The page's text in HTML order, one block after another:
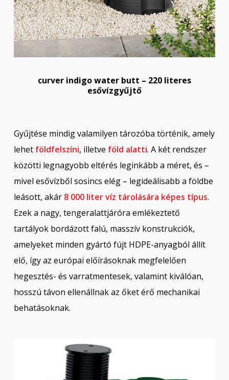
curver indigo water butt – 220 literes
esővízgyűjtő
Gyűjtése mindig valamilyen tározóba történik, amely
lehet földfelszíni, illetve föld alatti. A két rendszer
közötti legnagyobb eltérés leginkább a méret, és –
mivel esővízből sosincs elég – legideálisabb a földbe
leásott, akár 8 000 liter víz tárolására képes típus.
Ezek a nagy, tengeralattjáróra emlékeztető
tartályok bordázott falú, masszív konstrukciók,
amelyeket minden gyártó fújt HDPE-anyagból állít
elő, így az európai előírásoknak megfelelően
hegesztés- és varratmentesek, valamint kiválóan,
hosszú távon ellenállnak az őket érő mechanikai
behatásoknak.